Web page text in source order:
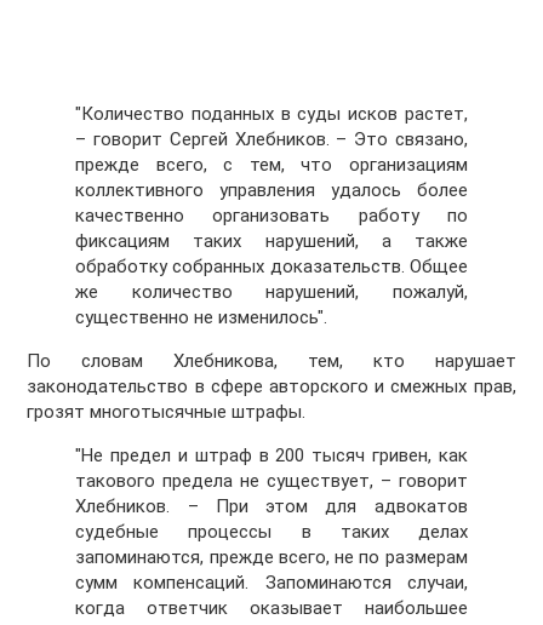
"Количество поданных в суды исков растет,
– говорит Сергей Хлебников. – Это связано,
прежде всего, с тем, что организациям
коллективного управления удалось более
качественно организовать работу по
фиксациям таких нарушений, а также
обработку собранных доказательств. Общее
же количество нарушений, пожалуй,
существенно не изменилось".
По словам Хлебникова, тем, кто нарушает
законодательство в сфере авторского и смежных прав,
грозят многотысячные штрафы.
"Не предел и штраф в 200 тысяч гривен, как
такового предела не существует, – говорит
Хлебников. – При этом для адвокатов
судебные процессы в таких делах
запоминаются, прежде всего, не по размерам
сумм компенсаций. Запоминаются случаи,
когда ответчик оказывает наибольшее